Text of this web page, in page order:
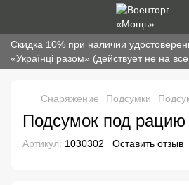
Скидка 10% при наличии
«Українці разом» (действует не на
Снаряжение Подсумки
Подсумок под
Артикул: 1030302 Оставить отзыв